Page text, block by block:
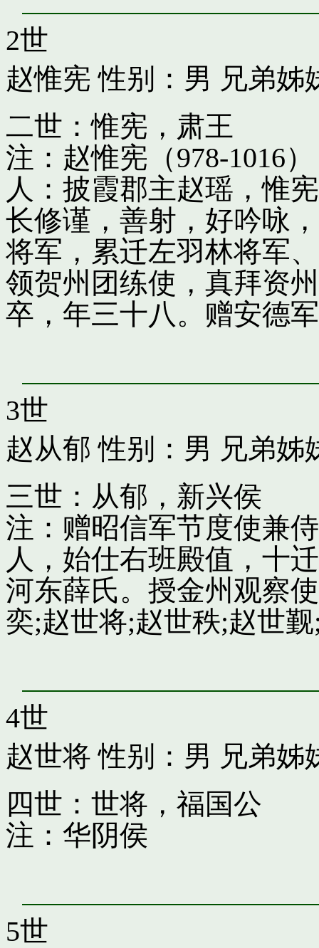
2世
赵惟宪 性别：男 兄弟姊
二世：惟宪，肃王
注：赵惟宪（978-1016
人：披霞郡主赵瑶，惟
长修谨，善射，好吟咏
将军，累迁左羽林将军
领贺州团练使，真拜资
卒，年三十八。赠安德
3世
赵从郁 性别：男 兄弟姊
三世：从郁，新兴侯
注：赠昭信军节度使兼
人，始仕右班殿值，十
河东薛氏。授金州观察
奕;赵世将;赵世秩;赵世
4世
赵世将 性别：男 兄弟姊
四世：世将，福国公
注：华阴侯
5世